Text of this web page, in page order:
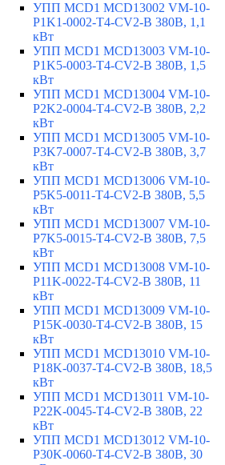
УПП MCD1 MCD13002 VM-10-
P1K1-0002-T4-CV2-B 380В, 1,1
кВт
УПП MCD1 MCD13003 VM-10-
P1K5-0003-T4-CV2-B 380В, 1,5
кВт
УПП MCD1 MCD13004 VM-10-
P2K2-0004-T4-CV2-B 380В, 2,2
кВт
УПП MCD1 MCD13005 VM-10-
P3K7-0007-T4-CV2-B 380В, 3,7
кВт
УПП MCD1 MCD13006 VM-10-
P5K5-0011-T4-CV2-B 380В, 5,5
кВт
УПП MCD1 MCD13007 VM-10-
P7K5-0015-T4-CV2-B 380В, 7,5
кВт
УПП MCD1 MCD13008 VM-10-
P11K-0022-T4-CV2-B 380В, 11
кВт
УПП MCD1 MCD13009 VM-10-
P15K-0030-T4-CV2-B 380В, 15
кВт
УПП MCD1 MCD13010 VM-10-
P18K-0037-T4-CV2-B 380В, 18,5
кВт
УПП MCD1 MCD13011 VM-10-
P22K-0045-T4-CV2-B 380В, 22
кВт
УПП MCD1 MCD13012 VM-10-
P30K-0060-T4-CV2-B 380В, 30